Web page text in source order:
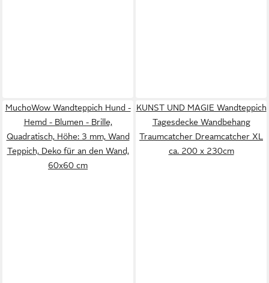
MuchoWow Wandteppich Hund -
Hemd - Blumen - Brille,
Quadratisch, Höhe: 3 mm, Wand
Teppich, Deko für an den Wand,
60x60 cm
KUNST UND MAGIE Wandteppich
Tagesdecke Wandbehang
Traumcatcher Dreamcatcher XL
ca. 200 x 230cm